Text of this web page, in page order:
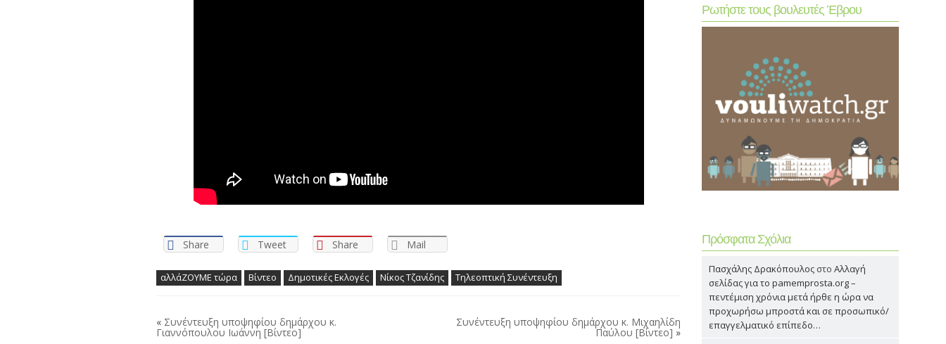
Share Tweet Share Mail
αλλάΖΟΥΜΕ τώρα Βίντεο Δημοτικές Εκλογές Νίκος Τζανίδης Τηλεοπτική Συνέντευξη
« Συνέντευξη υποψηφίου δημάρχου κ.
Γιαννόπουλου Ιωάννη [Βίντεο]
Συνέντευξη υποψηφίου δημάρχου κ. Μιχαηλίδη
Παύλου [Βίντεο] »
Ρωτήστε τους βουλευτές Έβρου
Πρόσφατα Σχόλια
Πασχάλης Δρακόπουλος στο Αλλαγή
σελίδας για το pamemprosta.org –
πεντέμιση χρόνια μετά ήρθε η ώρα να
προχωρήσω μπροστά και σε προσωπικό/
επαγγελματικό επίπεδο…